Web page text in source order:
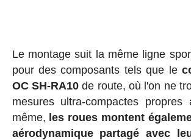
Le montage suit la même ligne
pour des composants tels que le
OC SH-RA10 de route, où l'on ne
mesures ultra-compactes
même, les roues montent
aérodynamique partagé avec